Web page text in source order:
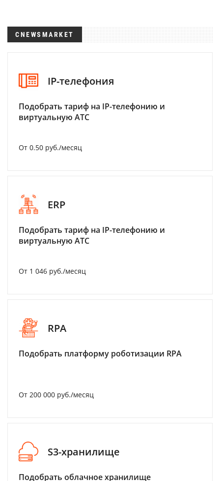
CNEWSMARKET
IP-телефония
Подобрать тариф на IP-телефонию и
виртуальную АТС
От 0.50 руб./месяц
ERP
Подобрать тариф на IP-телефонию и
виртуальную АТС
От 1 046 руб./месяц
RPA
Подобрать платформу роботизации RPA
От 200 000 руб./месяц
S3-хранилище
Подобрать облачное хранилище